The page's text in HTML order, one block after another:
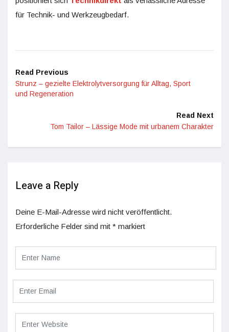
für Technik- und Werkzeugbedarf.
Read Previous
Strunz – gezielte Elektrolytversorgung für Alltag, Sport
und Regeneration
Read Next
Tom Tailor – Lässige Mode mit urbanem Charakter
Leave a Reply
Deine E-Mail-Adresse wird nicht veröffentlicht.
Erforderliche Felder sind mit * markiert